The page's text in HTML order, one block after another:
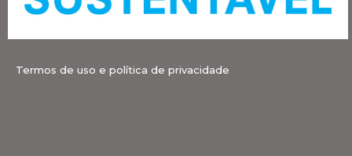
Termos de uso e política de privacidade